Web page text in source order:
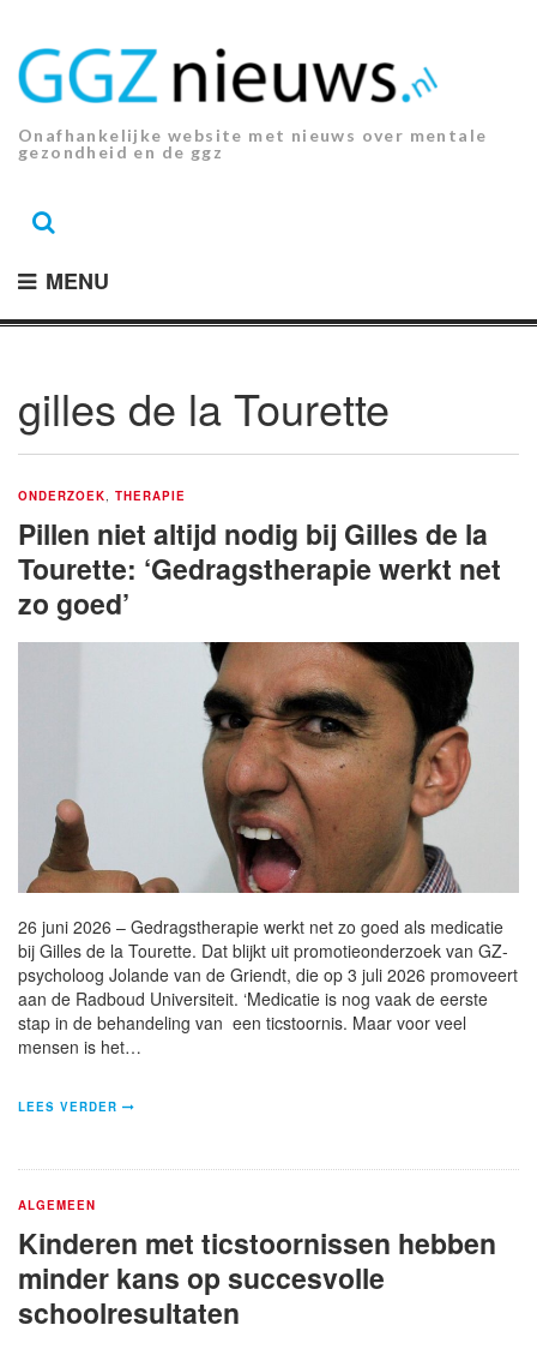
inhoud.
Onafhankelijke website met nieuws over mentale
gezondheid en de ggz
MENU
gilles de la Tourette
ONDERZOEK THERAPIE
Pillen niet altijd nodig bij Gilles de la
Tourette: ‘Gedragstherapie werkt net
zo goed’
26 juni 2026 – Gedragstherapie werkt net zo goed als medicatie
bij Gilles de la Tourette. Dat blijkt uit promotieonderzoek van GZ-
psycholoog Jolande van de Griendt, die op 3 juli 2026 promoveert
aan de Radboud Universiteit. ‘Medicatie is nog vaak de eerste
stap in de behandeling van een ticstoornis. Maar voor veel
mensen is het…
LEES VERDER
ALGEMEEN
Kinderen met ticstoornissen hebben
minder kans op succesvolle
schoolresultaten